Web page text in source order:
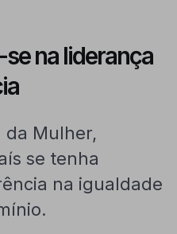
na liderança
da Mulher,
se tenha
na igualdade